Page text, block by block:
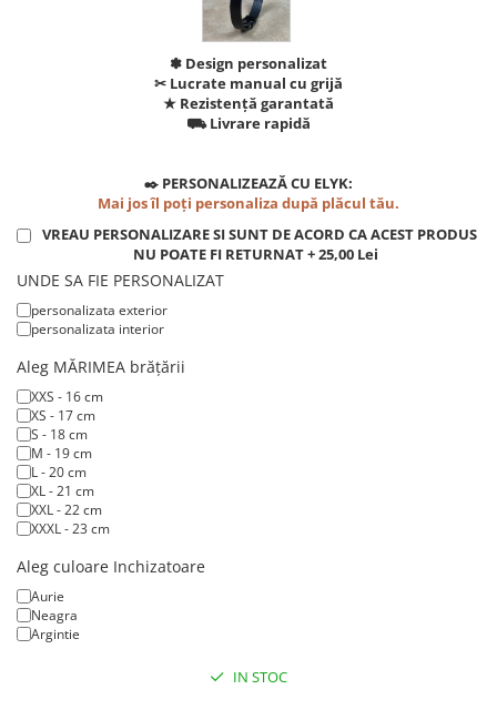
✽ Design personalizat
✂︎ Lucrate manual cu grijă
★ Rezistență garantată
⛟ Livrare rapidă
✒️ PERSONALIZEAZĂ CU ELYK:
Mai jos îl poți personaliza după plăcul tău.
VREAU PERSONALIZARE SI SUNT DE ACORD CA ACEST PRODUS
NU POATE FI RETURNAT + 25,00 Lei
UNDE SA FIE PERSONALIZAT
personalizata exterior
personalizata interior
Aleg MĂRIMEA brățării
XXS - 16 cm
XS - 17 cm
S - 18 cm
M - 19 cm
L - 20 cm
XL - 21 cm
XXL - 22 cm
XXXL - 23 cm
Aleg culoare Inchizatoare
Aurie
Neagra
Argintie
IN STOC